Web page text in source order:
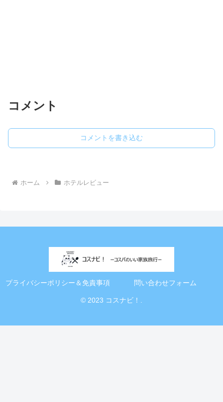
コメント
コメントを書き込む
ホーム ホテルレビュー
プライバシーポリシー＆免責事項 問い合わせフォーム
© 2023 コスナビ！.